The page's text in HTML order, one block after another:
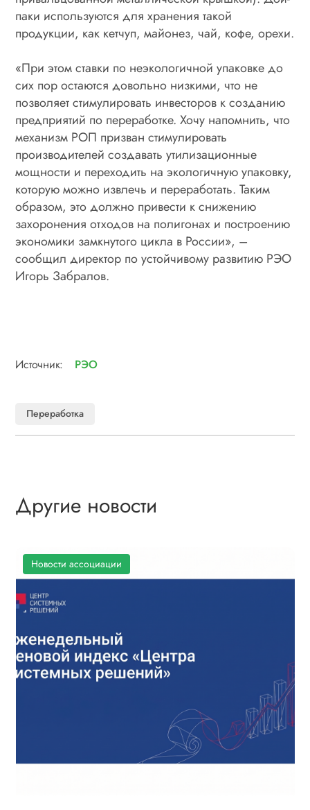
паки используются для хранения такой
продукции, как кетчуп, майонез, чай, кофе, орехи.
«При этом ставки по неэкологичной упаковке до
сих пор остаются довольно низкими, что не
позволяет стимулировать инвесторов к созданию
предприятий по переработке. Хочу напомнить, что
механизм РОП призван стимулировать
производителей создавать утилизационные
мощности и переходить на экологичную упаковку,
которую можно извлечь и переработать. Таким
образом, это должно привести к снижению
захоронения отходов на полигонах и построению
экономики замкнутого цикла в России», –
сообщил директор по устойчивому развитию РЭО
Игорь Забралов.
Источник: РЭО
Переработка
Другие новости
Новости ассоциации